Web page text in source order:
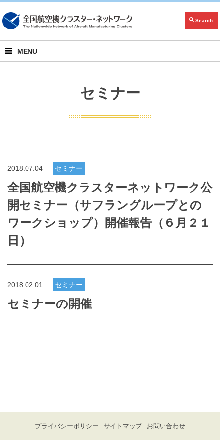
Search
MENU
セミナー
2018.07.04 セミナー
全国航空機クラスターネットワーク公
開セミナー（サフラングループとの
ワークショップ）開催報告（６月２１
日）
2018.02.01 セミナー
セミナーの開催
プライバシーポリシー サイトマップ お問い合わせ